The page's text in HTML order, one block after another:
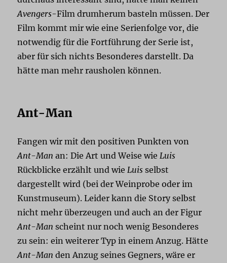
Avengers-Film drumherum basteln müssen. Der
Film kommt mir wie eine Serienfolge vor, die
notwendig für die Fortführung der Serie ist,
aber für sich nichts Besonderes darstellt. Da
hätte man mehr rausholen können.
Ant-Man
Fangen wir mit den positiven Punkten von
Ant-Man an: Die Art und Weise wie Luis
Rückblicke erzählt und wie Luis selbst
dargestellt wird (bei der Weinprobe oder im
Kunstmuseum). Leider kann die Story selbst
nicht mehr überzeugen und auch an der Figur
Ant-Man scheint nur noch wenig Besonderes
zu sein: ein weiterer Typ in einem Anzug. Hätte
Ant-Man den Anzug seines Gegners, wäre er